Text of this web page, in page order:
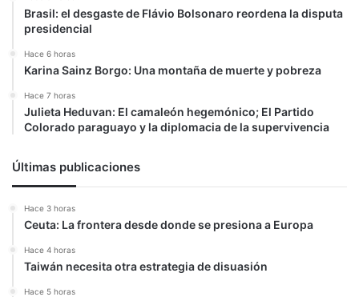
Brasil: el desgaste de Flávio Bolsonaro reordena la disputa
presidencial
Hace 6 horas
Karina Sainz Borgo: Una montaña de muerte y pobreza
Hace 7 horas
Julieta Heduvan: El camaleón hegemónico; El Partido
Colorado paraguayo y la diplomacia de la supervivencia
Últimas publicaciones
Hace 3 horas
Ceuta: La frontera desde donde se presiona a Europa
Hace 4 horas
Taiwán necesita otra estrategia de disuasión
Hace 5 horas